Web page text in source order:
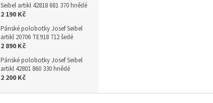
Seibel artikl 42818 681 370 hnědé
2 190 Kč
Pánské polobotky Josef Seibel
artikl 20706 TE918 712 šedé
2 890 Kč
Pánské polobotky Josef Seibel
artikl 42801 860 330 hnědé
2 200 Kč